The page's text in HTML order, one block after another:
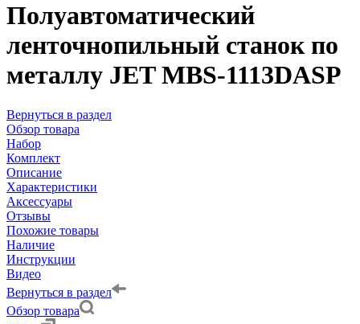
Полуавтоматический
ленточнопильный станок по
металлу JET MBS-1113DASP
Вернуться в раздел
Обзор товара
Набор
Комплект
Описание
Характеристики
Аксессуары
Отзывы
Похожие товары
Наличие
Инструкции
Видео
Вернуться в раздел
Обзор товара